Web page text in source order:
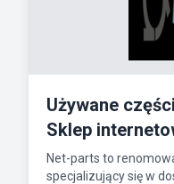
Używane
Sklep
Net-parts to
specjalizujący się w